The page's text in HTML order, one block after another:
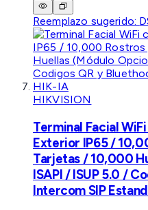
Reemplazo sugerido:
HIKVISION
Terminal Facial
Exterior IP65 /
Tarjetas / 10,000
ISAPI / ISUP 5.0 /
Intercom SIP